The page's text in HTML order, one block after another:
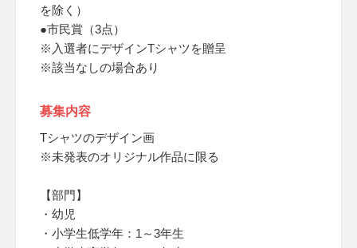
を除く）
●市民賞（3点）
※入選者にデザインTシャツを贈呈
※該当なしの場合あり
募集内容
Tシャツのデザイン画
※未発表のオリジナル作品に限る
【部門】
・幼児
・小学生低学年：1～3年生